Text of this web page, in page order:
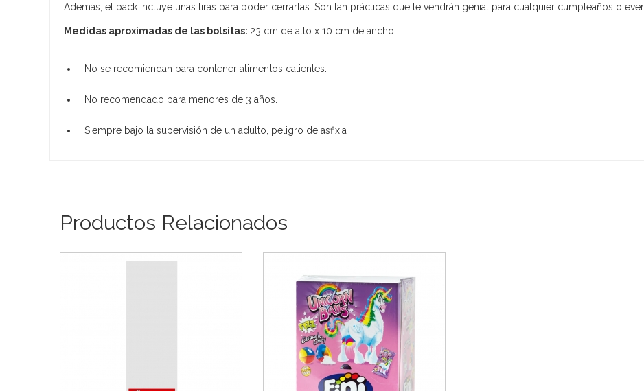
Además, el pack incluye unas tiras para poder cerrarlas. Son tan prácticas que te vendrán genial para cualquier cumpleaños o
Medidas aproximadas de las bolsitas: 23 cm de alto x 10 cm de ancho
No se recomiendan para contener alimentos calientes.
No recomendado para menores de 3 años.
Siempre bajo la supervisión de un adulto, peligro de asfixia
Productos Relacionados